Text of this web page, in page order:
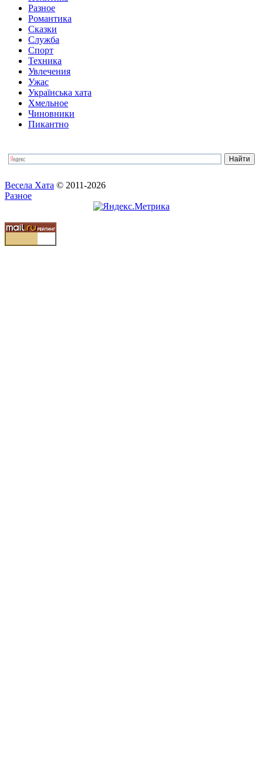
Разное
Романтика
Сказки
Служба
Спорт
Техника
Увлечения
Ужас
Українська хата
Хмельное
Чиновники
Пикантно
Весела Хата © 2011-2026
Разное